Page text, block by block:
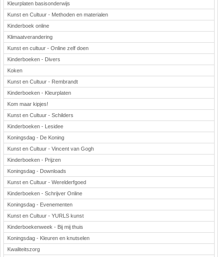
Kleurplaten basisonderwijs
Kunst en Cultuur - Methoden en materialen
Kinderboek online
Klimaatverandering
Kunst en cultuur - Online zelf doen
Kinderboeken - Divers
Koken
Kunst en Cultuur - Rembrandt
Kinderboeken - Kleurplaten
Kom maar kipjes!
Kunst en Cultuur - Schilders
Kinderboeken - Lesidee
Koningsdag - De Koning
Kunst en Cultuur - Vincent van Gogh
Kinderboeken - Prijzen
Koningsdag - Downloads
Kunst en Cultuur - Werelderfgoed
Kinderboeken - Schrijver Online
Koningsdag - Evenementen
Kunst en Cultuur - YURLS kunst
Kinderboekenweek - Bij mij thuis
Koningsdag - Kleuren en knutselen
Kwaliteitszorg